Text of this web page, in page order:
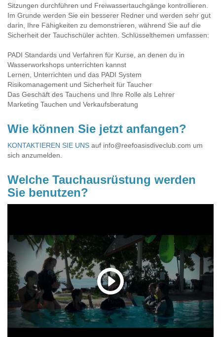
Sitzungen durchführen und Freiwassertauchgänge kontrollieren.
Im Grunde werden Sie ein besserer Redner und werden sehr gut
darin, Ihre Fähigkeiten zu demonstrieren, während Sie auf die
Sicherheit der Tauchschüler achten. Schlüsselthemen umfassen:
PADI Standards und Verfahren für Kurse, an denen du in
Wasserworkshops unterrichten kannst
Lernen, Unterrichten und das PADI System
Risikomanagement und Sicherheit für Taucher
Das Geschäft des Tauchens und Ihre Rolle als Lehrer
Marketing Tauchen und Verkaufsberatung
Wie können Sie jetzt anfangen?
KONTAKTIEREN SIE UNS auf info@reefoasisdiveclub.com um
sich anzumelden.
Welche Tauchausrüstung werden
Sie benutzen?